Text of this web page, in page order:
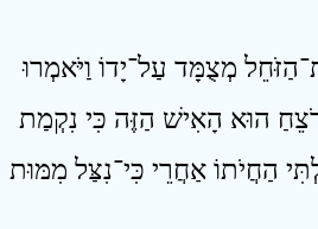
מְצֻמָּד עַל־יָדוֹ וַיֹּאמְרוּ
הוּא הָאִישׁ הַזֶּה כִּי נִקְמַת
הַחֲיֹתוֹ אַחֲרֵי כִּי־נִצַּל מִמּוּת